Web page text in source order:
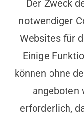
Der Zweck
notwendiger
Websites für
Einige
können ohne
angeboten
erforderlich,